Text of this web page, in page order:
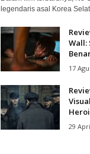
legendaris asal Korea
Wall:
17
29